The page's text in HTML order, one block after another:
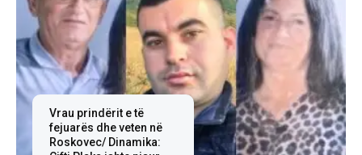
Vrau prindërit e të
fejuarës dhe veten në
Roskovec/ Dinamika: